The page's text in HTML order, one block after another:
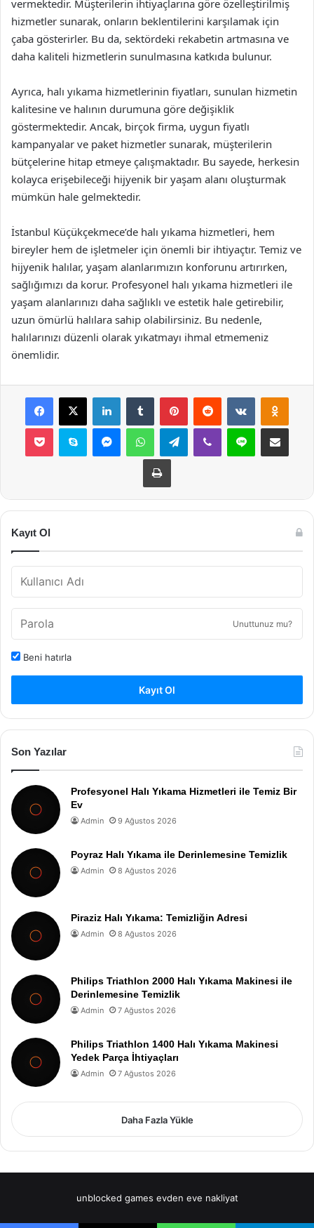
vermektedir. Müşterilerin ihtiyaçlarına göre özelleştirilmiş
hizmetler sunarak, onların beklentilerini karşılamak için
çaba gösterirler. Bu da, sektördeki rekabetin artmasına ve
daha kaliteli hizmetlerin sunulmasına katkıda bulunur.
Ayrıca, halı yıkama hizmetlerinin fiyatları, sunulan hizmetin
kalitesine ve halının durumuna göre değişiklik
göstermektedir. Ancak, birçok firma, uygun fiyatlı
kampanyalar ve paket hizmetler sunarak, müşterilerin
bütçelerine hitap etmeye çalışmaktadır. Bu sayede, herkesin
kolayca erişebileceği hijyenik bir yaşam alanı oluşturmak
mümkün hale gelmektedir.
İstanbul Küçükçekmece’de halı yıkama hizmetleri, hem
bireyler hem de işletmeler için önemli bir ihtiyaçtır. Temiz ve
hijyenik halılar, yaşam alanlarımızın konforunu artırırken,
sağlığımızı da korur. Profesyonel halı yıkama hizmetleri ile
yaşam alanlarınızı daha sağlıklı ve estetik hale getirebilir,
uzun ömürlü halılara sahip olabilirsiniz. Bu nedenle,
halılarınızı düzenli olarak yıkatmayı ihmal etmemeniz
önemlidir.
Facebook
X LinkedInTumblr PinterestReddit VKontakte
Pocket Skype MessengerWhatsAppTelegramViber Line E-Posta ile
Yazdır
Kayıt Ol
Unuttunuz mu?
Beni hatırla
Kayıt Ol
Son Yazılar
Profesyonel Halı Yıkama Hizmetleri ile Temiz Bir
Ev
Admin 9 Ağustos 2026
Poyraz Halı Yıkama ile Derinlemesine Temizlik
Admin 8 Ağustos 2026
Piraziz Halı Yıkama: Temizliğin Adresi
Admin 8 Ağustos 2026
Philips Triathlon 2000 Halı Yıkama Makinesi ile
Derinlemesine Temizlik
Admin 7 Ağustos 2026
Philips Triathlon 1400 Halı Yıkama Makinesi
Yedek Parça İhtiyaçları
Admin 7 Ağustos 2026
Daha Fazla Yükle
unblocked games evden eve nakliyat